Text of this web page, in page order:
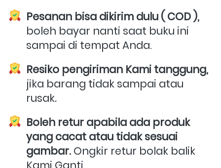
Pesanan bisa dikirim dulu ( COD ),
boleh bayar nanti saat buku ini
sampai di tempat Anda.
Resiko pengiriman Kami tanggung,
jika barang tidak sampai atau
rusak.
Boleh retur apabila ada produk
yang cacat atau tidak sesuai
gambar. Ongkir retur bolak balik